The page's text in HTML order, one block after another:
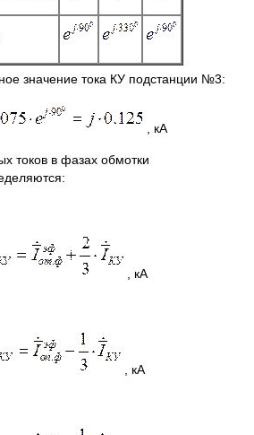
значение тока КУ подстанции №3:
, кА
токов в фазах обмотки
, кА
, кА